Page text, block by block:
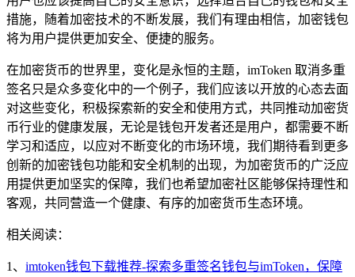
措施，随着加密技术的不断发展，我们有理由相信，加密钱包
将为用户提供更加安全、便捷的服务。
在加密货币的世界里，变化是永恒的主题，imToken 取消多重
签名只是众多变化中的一个例子，我们应该以开放的心态去面
对这些变化，积极探索新的安全和使用方式，共同推动加密货
币行业的健康发展，无论是钱包开发者还是用户，都需要不断
学习和适应，以应对不断变化的市场环境，我们期待看到更多
创新的加密钱包功能和安全机制的出现，为加密货币的广泛应
用提供更加坚实的保障，我们也希望加密社区能够保持理性和
客观，共同营造一个健康、有序的加密货币生态环境。
相关阅读：
1、 imtoken钱包下载推荐-探索多重签名钱包与imToken，保障